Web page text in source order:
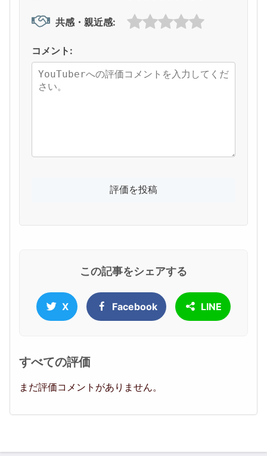
共感・親近感:
コメント:
この記事をシェアする
X Facebook LINE
すべての評価
まだ評価コメントがありません。